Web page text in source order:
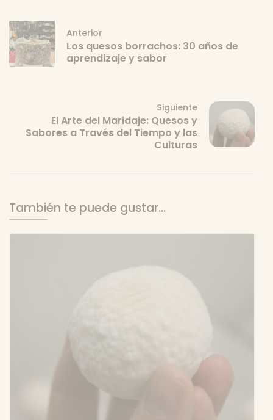
Anterior
Los quesos borrachos: 30 años de
aprendizaje y sabor
Siguiente
El Arte del Maridaje: Quesos y
Sabores a Través del Tiempo y las
Culturas
También te puede gustar...